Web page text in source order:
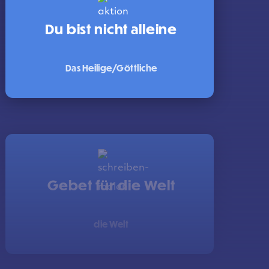
Du bist nicht alleine
Das Heilige/Göttliche
Gebet für die Welt
die Welt